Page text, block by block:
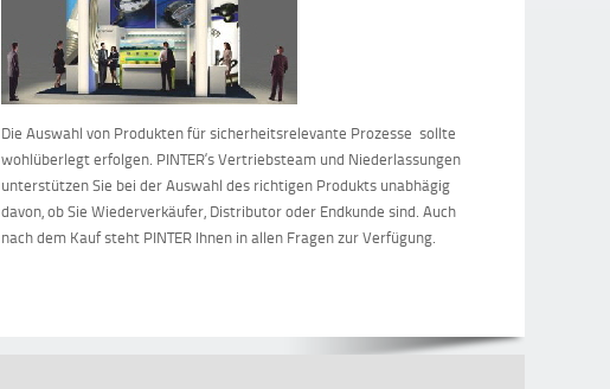
Die Auswahl von Produkten für sicherheitsrelevante Prozesse sollte
wohlüberlegt erfolgen. PINTER‘s Vertriebsteam und Niederlassungen
unterstützen Sie bei der Auswahl des richtigen Produkts unabhägig
davon, ob Sie Wiederverkäufer, Distributor oder Endkunde sind. Auch
nach dem Kauf steht PINTER Ihnen in allen Fragen zur Verfügung.